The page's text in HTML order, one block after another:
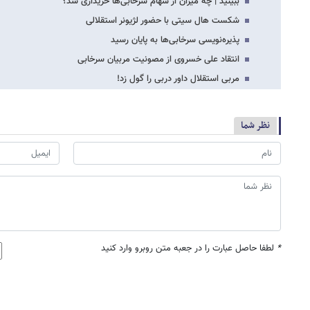
شکست هال سیتی با حضور لژیونر استقلالی
پذیره‌نویسی سرخابی‌ها به پایان رسید
انتقاد علی خسروی از مصونیت مربیان سرخابی
مربی استقلال داور دربی را گول زد!
نظر شما
* لطفا حاصل عبارت را در جعبه متن روبرو وارد کنید